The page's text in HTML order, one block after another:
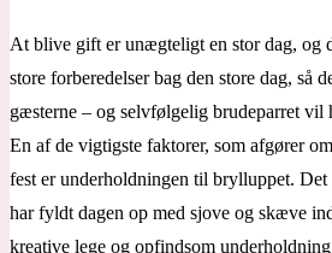
At blive gift er unægteligt en stor dag, og
store forberedelser bag den store dag, så
gæsterne – og selvfølgelig brudeparret vil
En af de vigtigste faktorer, som afgører
fest er underholdningen til brylluppet.
har fyldt dagen op med sjove og skæve
kreative lege og opfindsom